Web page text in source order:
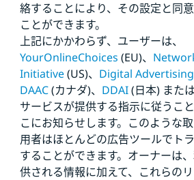
絡することにより、その設定と同
ことができます。
上記にかかわらず、ユーザーは、
YourOnlineChoices (EU)、
Initiative(US)、 Digital
DAAC(カナダ)、 DDAI(日本) また
サービスが提供する指示に従うこ
こにお知らせします。このような
用者はほとんどの広告ツールでト
することができます。オーナーは
供される情報に加えて、これらの